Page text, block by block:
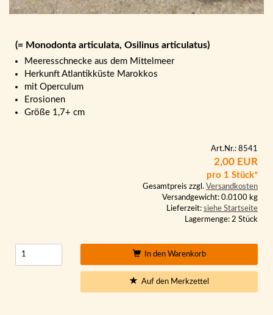
(= Monodonta articulata, Osilinus articulatus)
Meeresschnecke aus dem Mittelmeer
Herkunft Atlantikküste Marokkos
mit Operculum
Erosionen
Größe 1,7+ cm
Art.Nr.: 8541
2,00 EUR
pro 1 Stück*
Gesamtpreis zzgl. Versandkosten
Versandgewicht: 0.0100 kg
Lieferzeit: siehe Startseite
Lagermenge: 2 Stück
In den Warenkorb
Auf den Merkzettel